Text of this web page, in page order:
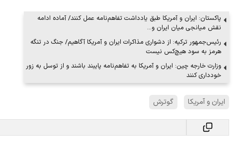
پاکستان: ایران و آمریکا طبق یادداشت تفاهم‌نامه عمل کنند/ آماده ادامه
نقش میانجی میان ایران و…
رئیس‌جمهور ترکیه: از دشواری مذاکرات ایران و آمریکا آگاهیم/ جنگ در تنگه
هرمز به سود هیچ‌کس نیست
وزارت خارجه چین: ایران و آمریکا به تفاهم‌نامه پایبند باشند و از توسل به زور
خودداری کنند
ایران و آمریکا گوترش
ببینید| ویدئویی جدید از لحظه زلزله ۷.۱ ریشتری
ببینید| روایت رئیس جمهور از لحظه حمله به بیت
رهبری
۱۴ مرداد ۱۴۰۵